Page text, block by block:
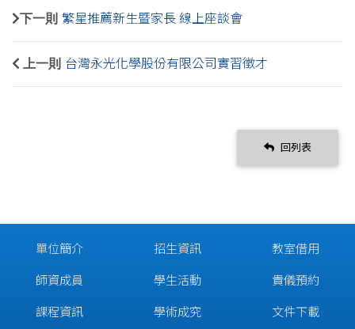
下一則 繁星推薦新生暨家長 線上座談會
上一則 台灣永光化學股份有限公司實習徵才
回列表
單位簡介
師資成員
課程資訊
招生資訊
學生活動
學術成究
教室借用
貴儀預約
文件下載